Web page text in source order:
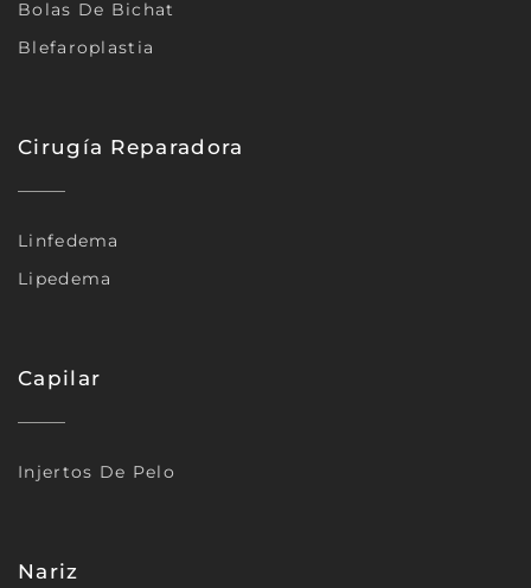
Bolas De Bichat
Blefaroplastia
Cirugía Reparadora
Linfedema
Lipedema
Capilar
Injertos De Pelo
Nariz